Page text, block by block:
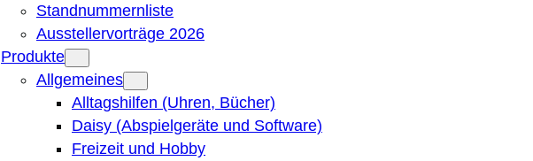
Standnummernliste
Ausstellervorträge 2026
Produkte
Allgemeines
Alltagshilfen (Uhren, Bücher)
Daisy (Abspielgeräte und Software)
Freizeit und Hobby